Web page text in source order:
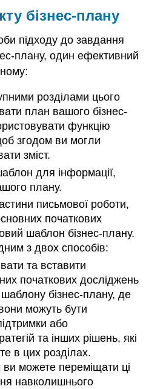
бізнес-плану
підходу до завдання
плану, один ефективний
розділами цього
план вашого бізнес-
функцію
згодом ви могли
зміст.
для інформації,
плану.
письмової роботи,
початкових
шаблон бізнес-плану.
з двох способів:
та вставити
початкових досліджень
бізнес-плану, де
можуть бути
або
та інших рішень, які
в цих розділах.
можете переміщати ці
навколишнього